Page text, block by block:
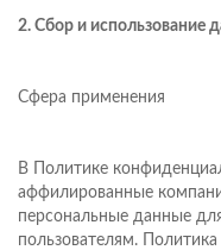
2. Сбор и использование
Сфера применения
В Политике
аффилированные
персональные данные
пользователям.